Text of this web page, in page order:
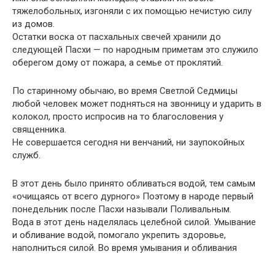
тяжелобольных, изгоняли с их помощью нечистую силу
из домов.
Остатки воска от пасхальных свечей хранили до
следующей Пасхи — по народным приметам это служило
оберегом дому от пожара, а семье от проклятий.
По старинному обычаю, во время Светлой Седмицы
любой человек может подняться на звонницу и ударить в
колокол, просто испросив на то благословения у
священника.
Не совершается сегодня ни венчаний, ни заупокойных
служб.
В этот день было принято обливаться водой, тем самым
«очищаясь от всего дурного» Поэтому в народе первый
понедельник после Пасхи называли Поливальным.
Вода в этот день наделялась целебной силой. Умывание
и обливание водой, помогало укрепить здоровье,
наполниться силой. Во время умывания и обливания